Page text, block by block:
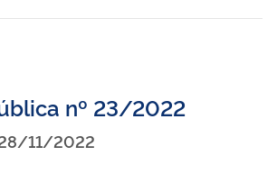
nº 23/2022
11/2022